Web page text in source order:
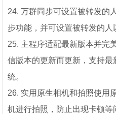
24. 万群同步可设置被转发的
步功能，并可设置被转发的人
25. 主程序适配最新版本并完
信版本的更新而更新，支持
统。
26. 实用原生相机和拍照使用
机进行拍照，防止出现卡顿等